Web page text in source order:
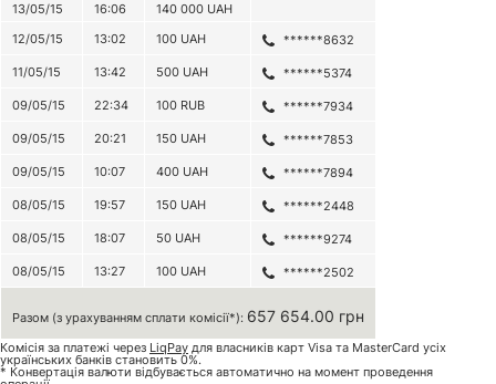
13/05/15 16:06 140 000 UAH
12/05/15
13:02 100 UAH ******8632
11/05/15 13:42 500 UAH ******5374
09/05/15 22:34 100 RUB ******7934
09/05/15 20:21 150 UAH ******7853
09/05/15 10:07 400 UAH ******7894
08/05/15 19:57 150 UAH ******2448
08/05/15 18:07 50 UAH ******9274
08/05/15 13:27 100 UAH ******2502
Разом (з урахуванням сплати комісії*): 657 654.00 грн
Комісія за платежі через LiqPay для власників карт Visa та MasterCard усіх
українських банків становить 0%.
* Конвертація валюти відбувається автоматично на момент проведення